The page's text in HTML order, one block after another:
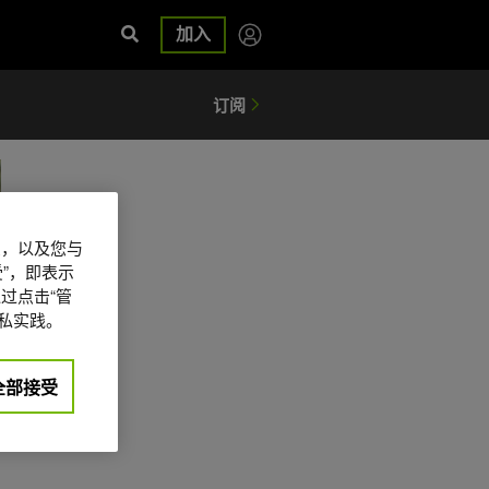
加入
以及您与
，即表示
点击“管
实践。
部接受